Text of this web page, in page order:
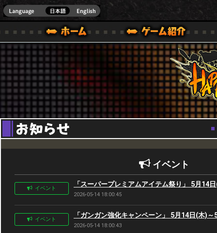
Youtube
ONE VER.]
ガイド
ル｜HAPPY WARS(ハッピーウォーズ)公式サイト [ XBOX 360,XBOX ONE VER.]
サポート | HAPPY WARS(ハッピーウォーズ)公式サイ
イベント
イベント 「スーパープレミアムアイテム祭り」 5月14
2026-05-14 18:00:45
イベント 「ガンガン強化キャンペーン」 5月14日(木)
2026-05-14 18:00:43